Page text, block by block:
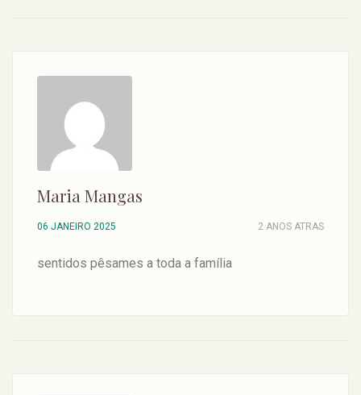
Maria Mangas
06 JANEIRO 2025 2 ANOS ATRAS
sentidos pêsames a toda a família